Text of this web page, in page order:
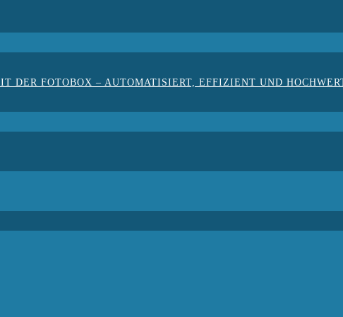
DER FOTOBOX – AUTOMATISIERT, EFFIZIENT UND